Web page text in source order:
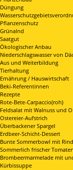
Düngung
Pflanzenschutz
Grünalnd
Saatgut
Ökologischer Anbau
Niederschlagswasser von
Aus und Weiterbildung
Tierhaltung
Ernährung / Hauswirtschaft
Beki-Referentinnen
Rezepte
Rote-Bete-Carpaccio(roh)
Feldsalat mit Walnuss und
Ostereier-Aufstrich
Überbackener Spargel
Erdbeer-Schicht-Dessert
Bunte Sommerbowl mit
Sommerlich frischer
Brombeermarmelade mit
Kürbissuppe